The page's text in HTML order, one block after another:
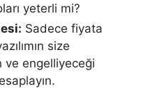
yeterli mi?
Sadece fiyata
size
ve engelliyeceği